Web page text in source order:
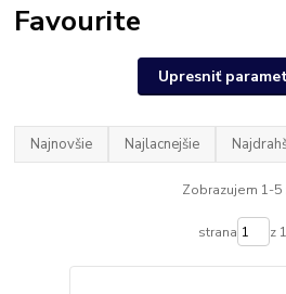
Favourite
Upresniť
Najnovšie Najlacnejšie
Zobrazujem 1-5
strana z 1